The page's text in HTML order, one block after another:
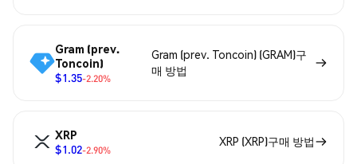
Gram (prev.
Toncoin)
$1.35-2.20%
Gram (prev. Toncoin) (GRAM)구
매 방법
XRP
$1.02-2.90%
XRP (XRP)구매 방법